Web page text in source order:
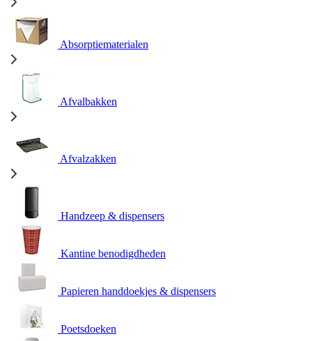
Absorptiematerialen
Afvalbakken
Afvalzakken
Handzeep & dispensers
Kantine benodigdheden
Papieren handdoekjes & dispensers
Poetsdoeken